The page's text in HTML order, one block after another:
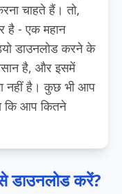
चाहते हैं। तो,
है - एक महान
डाउनलोड करने के
है, और इसमें
नहीं है। कुछ भी आप
कि आप कितने
करें?